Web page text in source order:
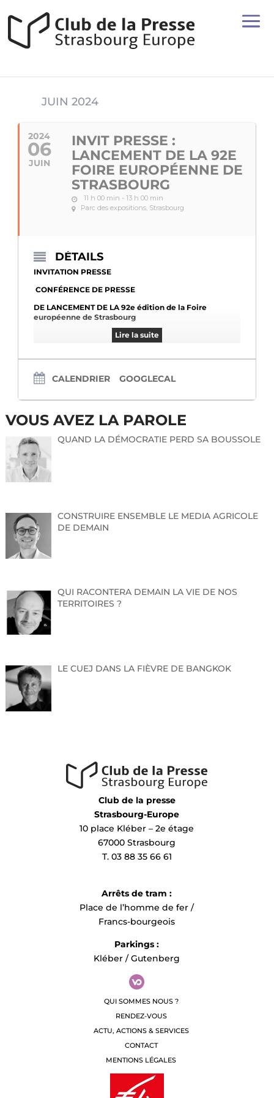
JUIN 2024
2024
06
JUIN
INVIT PRESSE :
LANCEMENT DE LA 92E
FOIRE EUROPÉENNE DE
STRASBOURG
11 h 00 min - 13 h 00 min
Parc des expositions, Strasbourg
Lire la suite
DÉTAILS
INVITATION PRESSE
CONFÉRENCE DE PRESSE
DE LANCEMENT DE LA 92e édition de la Foire
européenne de Strasbourg
2024,et de la mise en valeur de la coopération
franco-allemande
Présidente du Directoire de Strasbourg events
Salem DRICI,
Président du Conseil de Surveillance de
Christophe CAILLAUD-JOOS,
Directeur général de Strasbourg events
Directeur de la Foire Européenne de Strasbourg
En présence des institutions partenaires :
Ville et Eurométropole de Strasbourg…
vous convient le
Sabrina Curto-Laverny – sabrina@scl-conseil.com – 06
CALENDRIER GOOGLECAL
VOUS AVEZ LA PAROLE
QUAND LA DÉMOCRATIE PERD SA BOUSSOLE
CONSTRUIRE ENSEMBLE LE MEDIA AGRICOLE
DE DEMAIN
QUI RACONTERA DEMAIN LA VIE DE NOS
TERRITOIRES ?
LE CUEJ DANS LA FIÈVRE DE BANGKOK
Club de la presse
Strasbourg-Europe
10 place Kléber – 2e étage
67000 Strasbourg
T. 03 88 35 66 61
Arrêts de tram :
Place de l’homme de fer /
Francs-bourgeois
Parkings :
Kléber / Gutenberg
QUI SOMMES NOUS ?
RENDEZ-VOUS
ACTU, ACTIONS & SERVICES
CONTACT
MENTIONS LÉGALES